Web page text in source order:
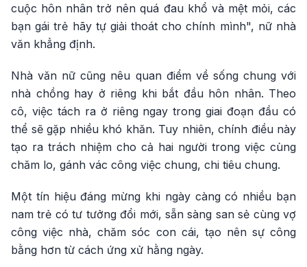
cuộc hôn nhân trở nên quá đau khổ và mệt mỏi, các
bạn gái trẻ hãy tự giải thoát cho chính mình", nữ nhà
văn khẳng định.
Nhà văn nữ cũng nêu quan điểm về sống chung với
nhà chồng hay ở riêng khi bắt đầu hôn nhân. Theo
cô, việc tách ra ở riêng ngay trong giai đoạn đầu có
thể sẽ gặp nhiều khó khăn. Tuy nhiên, chính điều này
tạo ra trách nhiệm cho cả hai người trong việc cùng
chăm lo, gánh vác công việc chung, chi tiêu chung.
Một tín hiệu đáng mừng khi ngày càng có nhiều bạn
nam trẻ có tư tưởng đổi mới, sẵn sàng san sẻ cùng vợ
công việc nhà, chăm sóc con cái, tạo nên sự công
bằng hơn từ cách ứng xử hằng ngày.